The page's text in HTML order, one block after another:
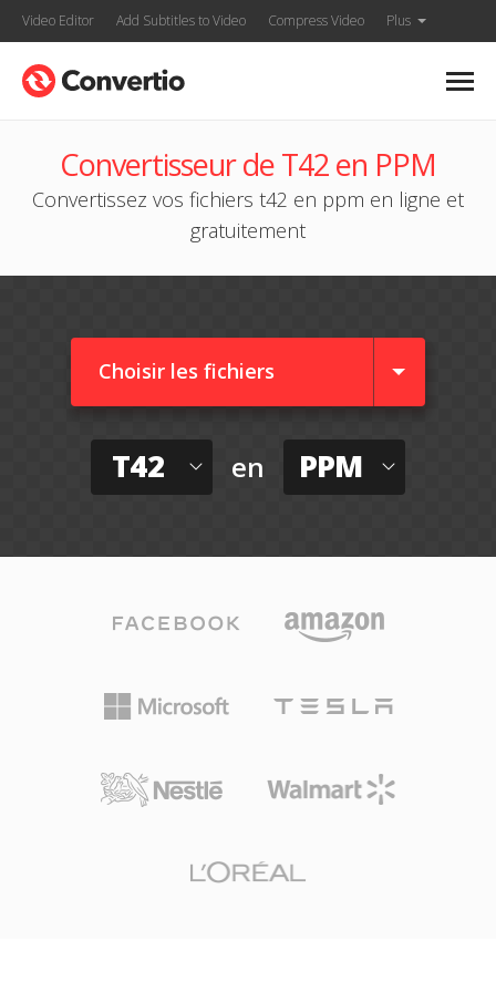
Video Editor Add Subtitles to Video Compress Video Plus
Convertisseur de T42 en PPM
Convertissez vos fichiers t42 en ppm en ligne et
gratuitement
Choisir les fichiers
T42 en PPM